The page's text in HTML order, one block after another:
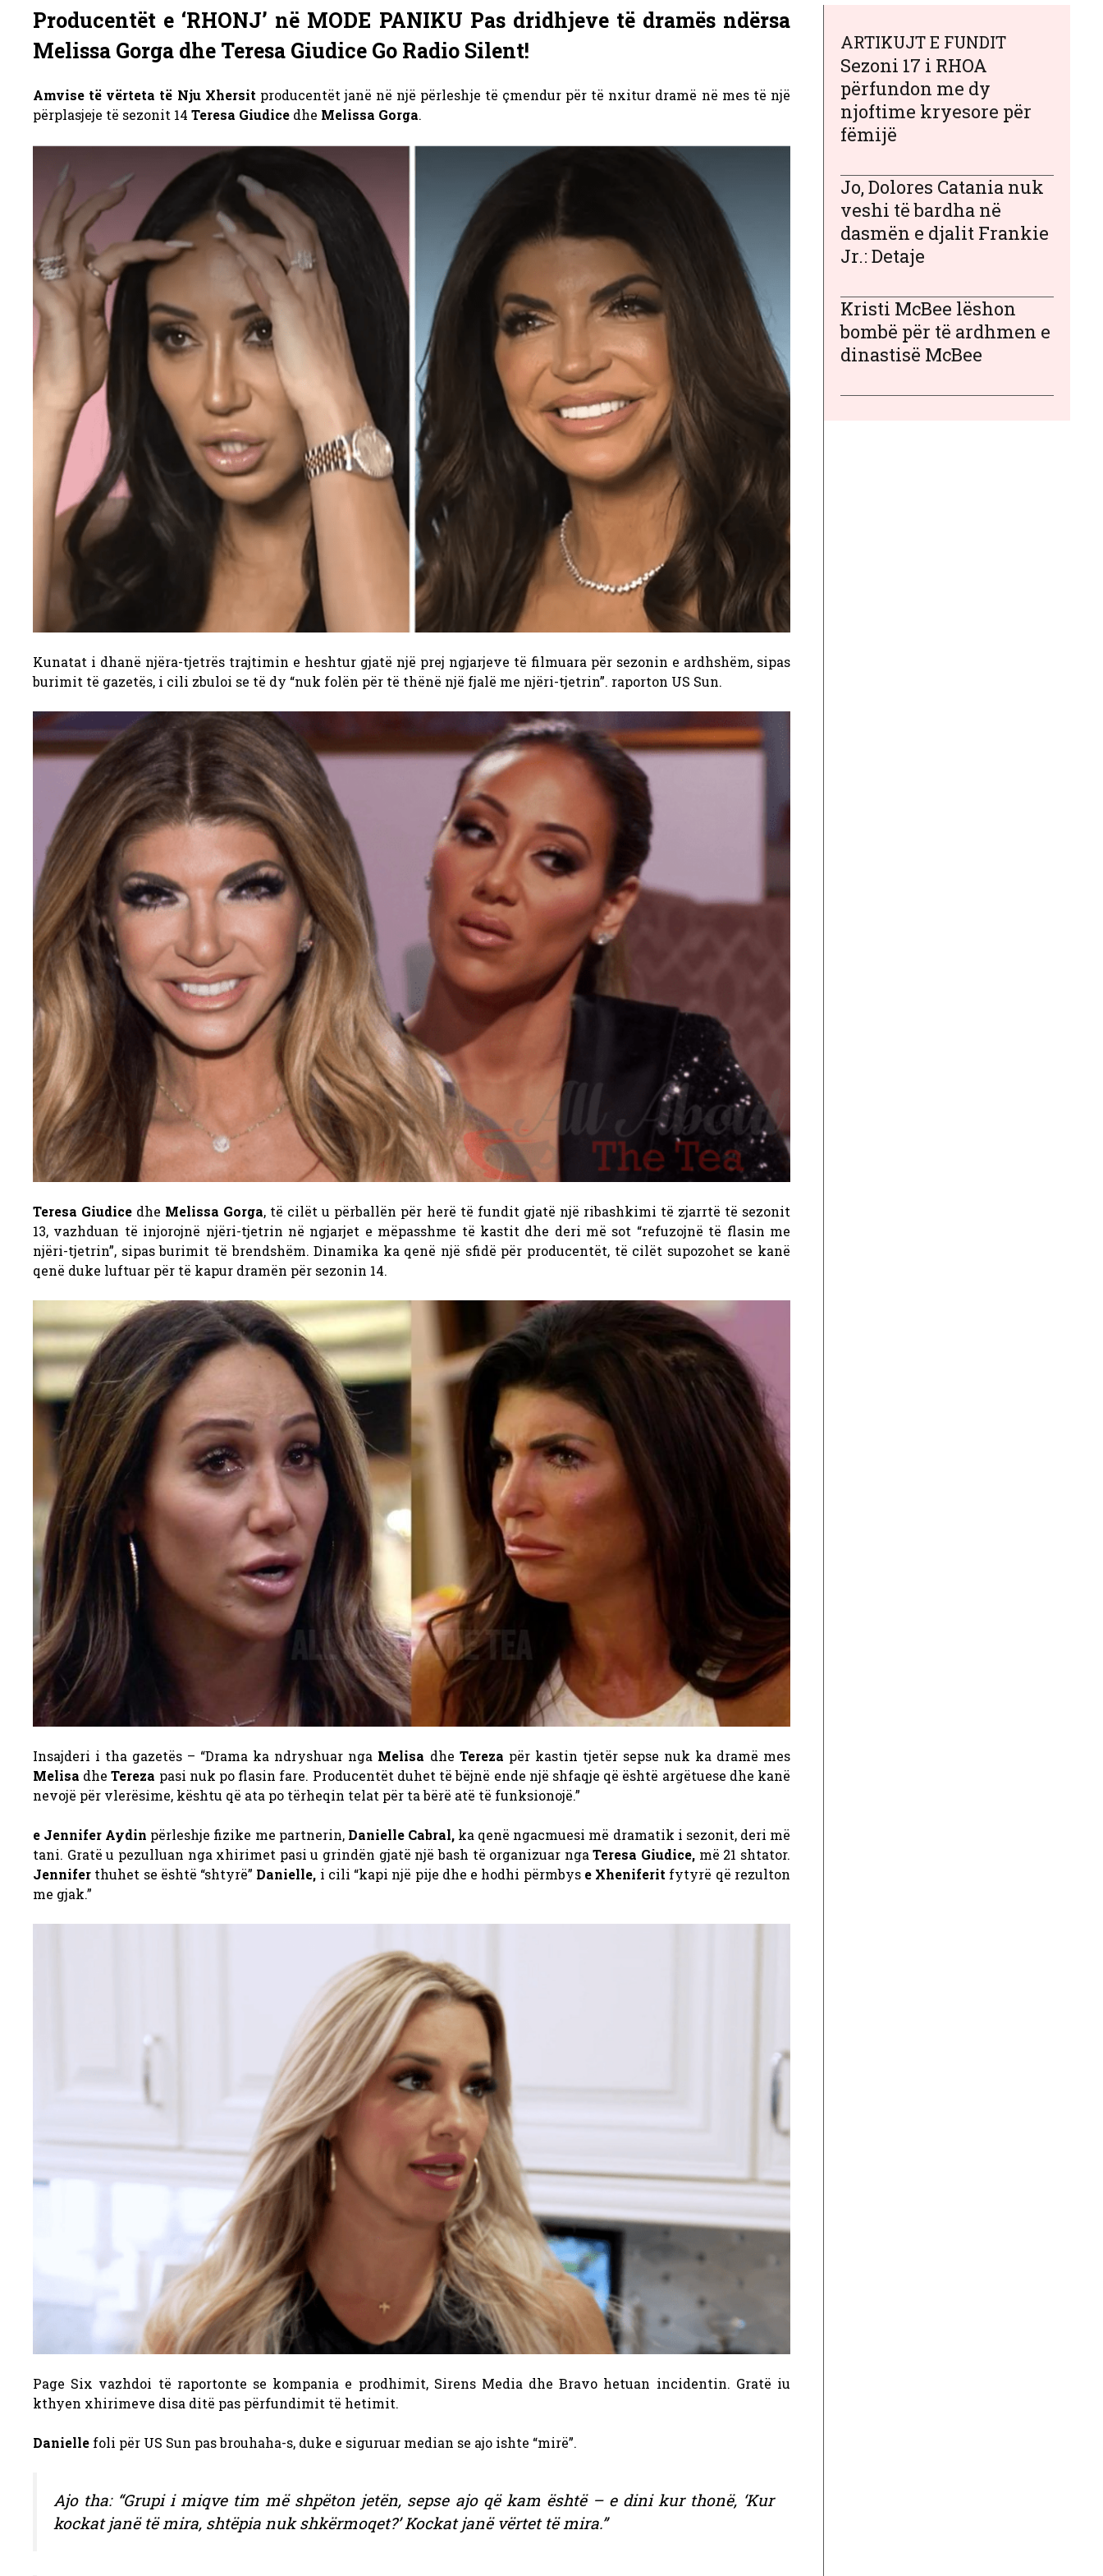
Producentët e ‘RHONJ’ në MODE PANIKU Pas dridhjeve të dramës ndërsa
Melissa Gorga dhe Teresa Giudice Go Radio Silent!
Amvise të vërteta të Nju Xhersit producentët janë në një përleshje të çmendur për të nxitur dramë në mes të një
përplasjeje të sezonit 14 Teresa Giudice dhe Melissa Gorga.
Kunatat i dhanë njëra-tjetrës trajtimin e heshtur gjatë një prej ngjarjeve të filmuara për sezonin e ardhshëm, sipas
burimit të gazetës, i cili zbuloi se të dy “nuk folën për të thënë një fjalë me njëri-tjetrin”. raporton US Sun.
Teresa Giudice dhe Melissa Gorga, të cilët u përballën për herë të fundit gjatë një ribashkimi të zjarrtë të sezonit
13, vazhduan të injorojnë njëri-tjetrin në ngjarjet e mëpasshme të kastit dhe deri më sot “refuzojnë të flasin me
njëri-tjetrin”, sipas burimit të brendshëm. Dinamika ka qenë një sfidë për producentët, të cilët supozohet se kanë
qenë duke luftuar për të kapur dramën për sezonin 14.
Insajderi i tha gazetës – “Drama ka ndryshuar nga Melisa dhe Tereza për kastin tjetër sepse nuk ka dramë mes
Melisa dheTereza pasi nuk po flasin fare. Producentët duhet të bëjnë ende një shfaqje që është argëtuese dhe kanë
nevojë për vlerësime, kështu që ata po tërheqin telat për ta bërë atë të funksionojë.”
e Jennifer Aydin përleshje fizike me partnerin, Danielle Cabral, ka qenë ngacmuesi më dramatik i sezonit, deri më
tani. Gratë u pezulluan nga xhirimet pasi u grindën gjatë një bash të organizuar ngaTeresa Giudice, më 21 shtator.
Jennifer thuhet se është “shtyrë” Danielle, i cili “kapi një pije dhe e hodhi përmbys e Xheniferit fytyrë që rezulton
me gjak.”
Page Six vazhdoi të raportonte se kompania e prodhimit, Sirens Media dhe Bravo hetuan incidentin. Gratë iu
kthyen xhirimeve disa ditë pas përfundimit të hetimit.
Danielle foli për US Sun pas brouhaha-s, duke e siguruar median se ajo ishte “mirë”.
Ajo tha: “Grupi i miqve tim më shpëton jetën, sepse ajo që kam është – e dini kur thonë, ‘Kur
kockat janë të mira, shtëpia nuk shkërmoqet?’ Kockat janë vërtet të mira.”
ARTIKUJT E FUNDIT
Sezoni 17 i RHOA
përfundon me dy
njoftime kryesore për
fëmijë
Jo, Dolores Catania nuk
veshi të bardha në
dasmën e djalit Frankie
Jr.: Detaje
Kristi McBee lëshon
bombë për të ardhmen e
dinastisë McBee